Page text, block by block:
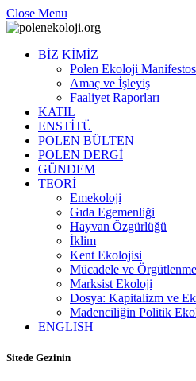
Close Menu
BİZ KİMİZ
Polen Ekoloji
Amaç ve İşleyiş
Faaliyet Raporları
KATIL
ENSTİTÜ
POLEN BÜLTEN
POLEN DERGİ
GÜNDEM
TEORİ
Emekoloji
Gıda Egemenliği
Hayvan Özgürlüğü
İklim
Kent Ekolojisi
Mücadele ve Örgütlenme
Marksist Ekoloji
Dosya: Kapitalizm ve
Madenciliğin Politik
ENGLISH
Sitede Gezinin